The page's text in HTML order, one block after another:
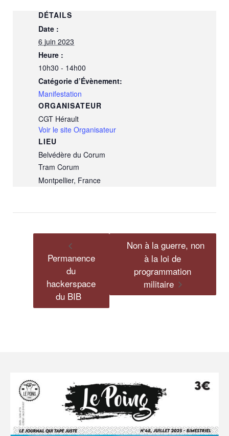
DÉTAILS
Date :
6 juin 2023
Heure :
10h30 - 14h00
Catégorie d’Évènement:
Manifestation
LIEU
Belvédère du Corum
Tram Corum
Montpellier, France
ORGANISATEUR
CGT Hérault
Voir le site Organisateur
Permanence
du
hackerspace
du BIB
Non à la guerre, non
à la loi de
programmation
militaire